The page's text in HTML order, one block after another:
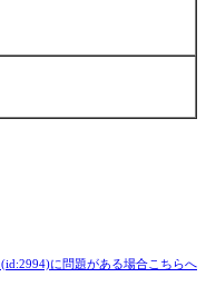
に問題がある場合こちらへ